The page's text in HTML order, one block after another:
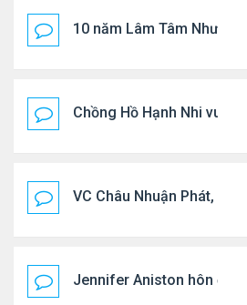
10 năm Lâm Tâm Như -
Chồng Hồ Hạnh Nhi vui
VC Châu Nhuận Phát, Lưu
Jennifer Aniston hôn